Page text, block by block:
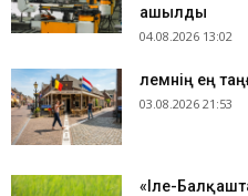
ашылды
04.08.2026 13:02
​Әлемнің ең
03.08.2026 21:53
«Іле-